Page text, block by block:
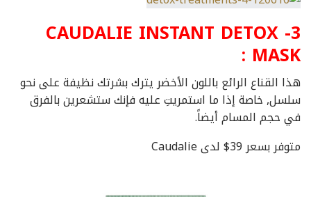
3- CAUDALIE INSTANT DETOX
MASK :
هذا القناع الرائع باللون الأخضر يترك بشرتك نظيفة على نحو
سلسل, خاصة إذا ما استمريتِ عليه فإنك ستشعرين بالفرق
في حجم المسام أيضاً.
متوفر بسعر 39$ لدى Caudalie